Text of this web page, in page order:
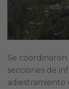
Se coordinaron
secciones de
adiestramiento